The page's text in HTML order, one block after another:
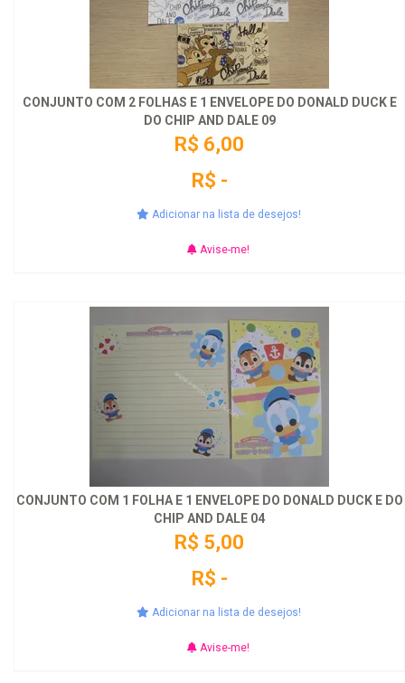
CONJUNTO COM 2 FOLHAS E 1 ENVELOPE DO DONALD DUCK E
DO CHIP AND DALE 09
R$ 6,00
R$ -
Adicionar na lista de desejos!
Avise-me!
CONJUNTO COM 1 FOLHA E 1 ENVELOPE DO DONALD DUCK E DO
CHIP AND DALE 04
R$ 5,00
R$ -
Adicionar na lista de desejos!
Avise-me!